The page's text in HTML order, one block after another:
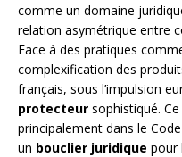
comme un domaine
relation asymétrique entre
Face à des pratiques
complexification des
français, sous l’impulsion
protecteur sophistiqué.
principalement dans le
un bouclier juridique pour